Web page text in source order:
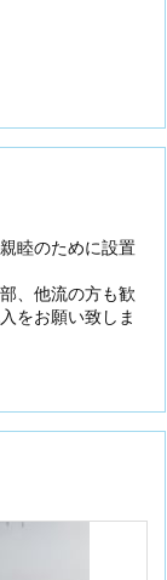
睦のために設置
、他流の方も歓
をお願い致しま